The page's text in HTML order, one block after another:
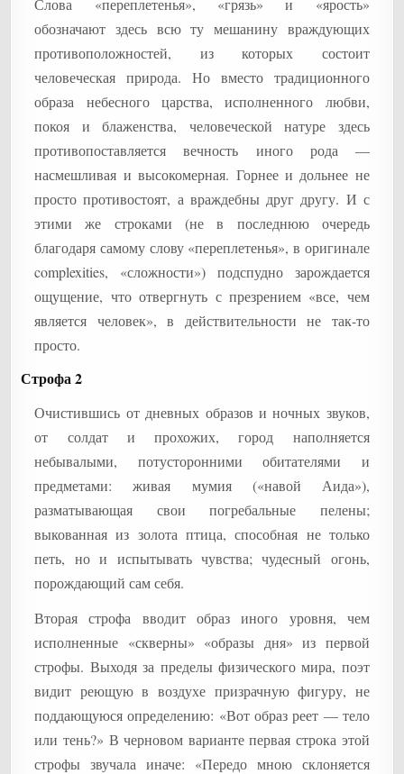
Слова «переплетенья», «грязь» и «ярость»
обозначают здесь всю ту мешанину враждующих
противоположностей, из которых состоит
человеческая природа. Но вместо традиционного
образа небесного царства, исполненного любви,
покоя и блаженства, человеческой натуре здесь
противопоставляется вечность иного рода —
насмешливая и высокомерная. Горнее и дольнее не
просто противостоят, а враждебны друг другу. И с
этими же строками (не в последнюю очередь
благодаря самому слову «переплетенья», в оригинале
complexities, «сложности») подспудно зарождается
ощущение, что отвергнуть с презрением «все, чем
является человек», в действительности не так-то
просто.
Строфа 2
Очистившись от дневных образов и ночных звуков,
от солдат и прохожих, город наполняется
небывалыми, потусторонними обитателями и
предметами: живая мумия («навой Аида»),
разматывающая свои погребальные пелены;
выкованная из золота птица, способная не только
петь, но и испытывать чувства; чудесный огонь,
порождающий сам себя.
Вторая строфа вводит образ иного уровня, чем
исполненные «скверны» «образы дня» из первой
строфы. Выходя за пределы физического мира, поэт
видит реющую в воздухе призрачную фигуру, не
поддающуюся определению: «Вот образ реет — тело
или тень?» В черновом варианте первая строка этой
строфы звучала иначе: «Передо мною склоняется